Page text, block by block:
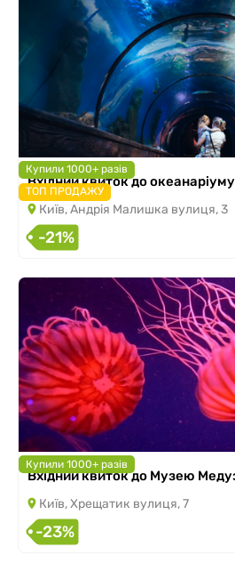
Купили 1000+ разів
ТОП ПРОДАЖУ
Вхідний квиток до
Київ, Андрія Малишка вулиця, 3
-21%
Купили 1000+ разів
Вхідний квиток до Музею
Київ, Хрещатик вулиця, 7
-23%